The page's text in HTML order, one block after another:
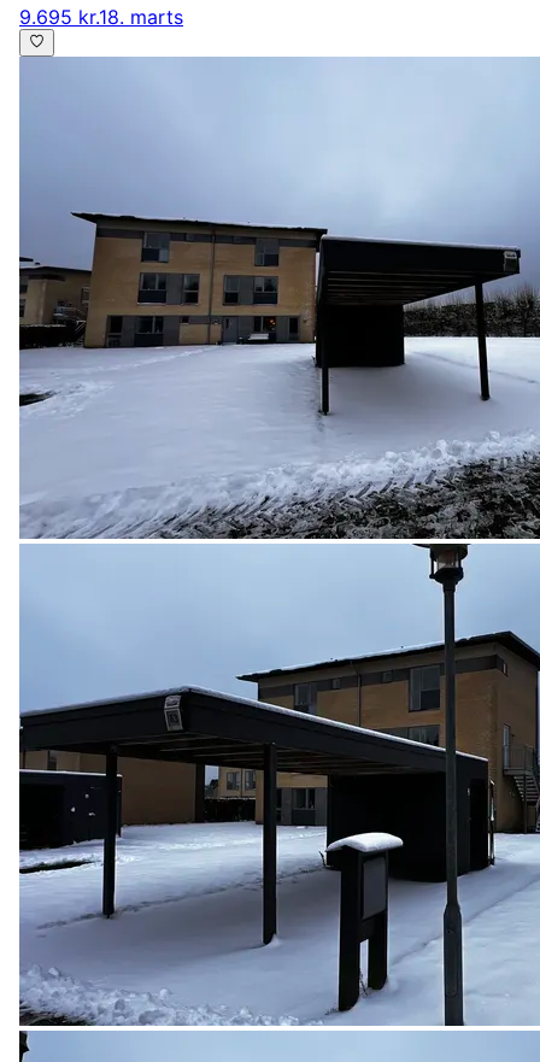
9.695 kr.18. marts